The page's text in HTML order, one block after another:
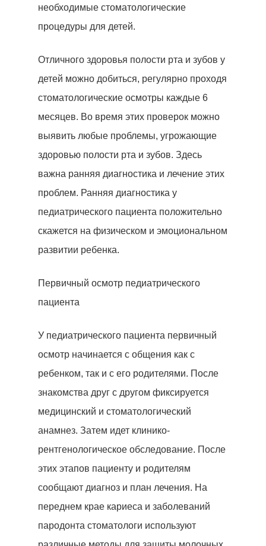
необходимые стоматологические
процедуры для детей.
Отличного здоровья полости рта и зубов у
детей можно добиться, регулярно проходя
стоматологические осмотры каждые 6
месяцев. Во время этих проверок можно
выявить любые проблемы, угрожающие
здоровью полости рта и зубов. Здесь
важна ранняя диагностика и лечение этих
проблем. Ранняя диагностика у
педиатрического пациента положительно
скажется на физическом и эмоциональном
развитии ребенка.
Первичный осмотр педиатрического
пациента
У педиатрического пациента первичный
осмотр начинается с общения как с
ребенком, так и с его родителями. После
знакомства друг с другом фиксируется
медицинский и стоматологический
анамнез. Затем идет клинико-
рентгенологическое обследование. После
этих этапов пациенту и родителям
сообщают диагноз и план лечения. На
переднем крае кариеса и заболеваний
пародонта стоматологи используют
Лечение
Наши Врачи
Вопросы-Ответы
До После
WHATSAPP